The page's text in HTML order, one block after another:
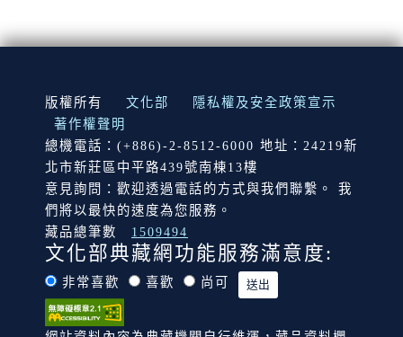
:::
版權所有 文化部
隱私權及安全政策宣示
著作權聲明
總機電話：(+886)-2-8512-6000 地址：24219新
北市新莊區中平路439號南棟13樓
意見詢問：歡迎透過電話的方式與我們聯繫。 我
們將以最快的速度為您服務。
藏品總筆數
1509494
文化部典藏網功能服務滿意度:
非常喜歡 喜歡 尚可